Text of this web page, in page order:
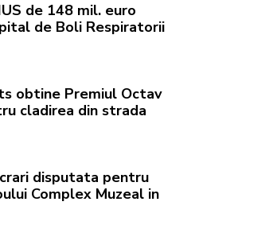
de 148 mil. euro
de Boli Respiratorii
obtine Premiul Octav
cladirea din strada
disputata pentru
Complex Muzeal in